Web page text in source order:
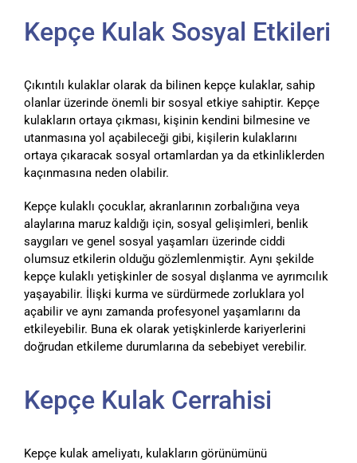
Kepçe Kulak Sosyal Etkileri
Çıkıntılı kulaklar olarak da bilinen kepçe kulaklar, sahip
olanlar üzerinde önemli bir sosyal etkiye sahiptir. Kepçe
kulakların ortaya çıkması, kişinin kendini bilmesine ve
utanmasına yol açabileceği gibi, kişilerin kulaklarını
ortaya çıkaracak sosyal ortamlardan ya da etkinliklerden
kaçınmasına neden olabilir.
Kepçe kulaklı çocuklar, akranlarının zorbalığına veya
alaylarına maruz kaldığı için, sosyal gelişimleri, benlik
saygıları ve genel sosyal yaşamları üzerinde ciddi
olumsuz etkilerin olduğu gözlemlenmiştir. Aynı şekilde
kepçe kulaklı yetişkinler de sosyal dışlanma ve ayrımcılık
yaşayabilir. İlişki kurma ve sürdürmede zorluklara yol
açabilir ve aynı zamanda profesyonel yaşamlarını da
etkileyebilir. Buna ek olarak yetişkinlerde kariyerlerini
doğrudan etkileme durumlarına da sebebiyet verebilir.
Kepçe Kulak Cerrahisi
Kepçe kulak ameliyatı, kulakların görünümünü